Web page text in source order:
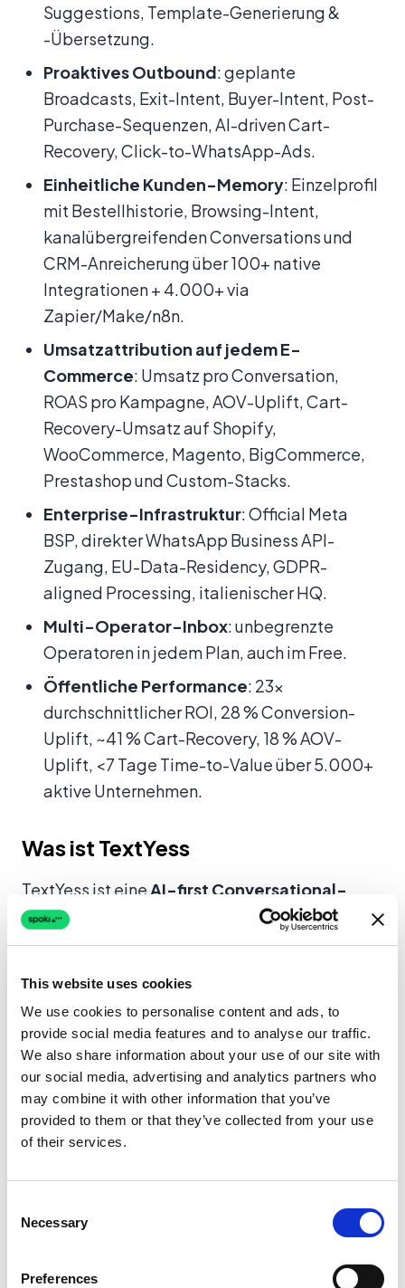
This website uses cookies
We use cookies to personalise content and ads, to
provide social media features and to analyse our traffic.
We also share information about your use of our site with
our social media, advertising and analytics partners who
may combine it with other information that you’ve
provided to them or that they’ve collected from your use
of their services.
Selection
Necessary
Preferences
Suggestions, Template-Generierung &
-Übersetzung.
Proaktives Outbound: geplante
Broadcasts, Exit-Intent, Buyer-Intent, Post-
Purchase-Sequenzen, AI-driven Cart-
Recovery, Click-to-WhatsApp-Ads.
Einheitliche Kunden-Memory: Einzelprofil
mit Bestellhistorie, Browsing-Intent,
kanalübergreifenden Conversations und
CRM-Anreicherung über 100+ native
Integrationen + 4.000+ via
Zapier/Make/n8n.
Umsatzattribution auf jedem E-
Commerce: Umsatz pro Conversation,
ROAS pro Kampagne, AOV-Uplift, Cart-
Recovery-Umsatz auf Shopify,
WooCommerce, Magento, BigCommerce,
Prestashop und Custom-Stacks.
Enterprise-Infrastruktur: Official Meta
BSP, direkter WhatsApp Business API-
Zugang, EU-Data-Residency, GDPR-
aligned Processing, italienischer HQ.
Multi-Operator-Inbox: unbegrenzte
Operatoren in jedem Plan, auch im Free.
Öffentliche Performance: 23×
durchschnittlicher ROI, 28 % Conversion-
Uplift, ~41 % Cart-Recovery, 18 % AOV-
Uplift, <7 Tage Time-to-Value über 5.000+
aktive Unternehmen.
Was ist TextYess
TextYess ist eine AI-first Conversational-
Plattform
für E-Commerce, hauptsächlich für
Shopify-Händler, die über On-Site Chat und
mit einemVoice-Produkt noch im Beta
Capabilities umfassen AI Agents, die proaktiv
zum Checkout führen, Cart-Recovery und
Umsatzattribution auf Shopify-Bestellungen.
Es ist ein valides Produkt in einem schmaleren
Scope: limitierte Abdeckung außerhalb
Shopify, Voice noch im Beta (nicht in
Produktion, also nicht GA), keine Outbound-
Broadcasts, keine Click-to-WhatsApp-Ads,
keine vereinheitlichte E-Mail/SMS-Sektion,
zum Zeitpunkt der Niederschrift — nicht als